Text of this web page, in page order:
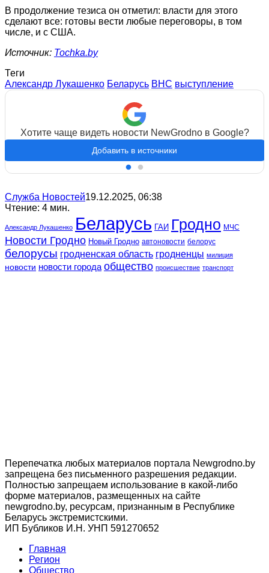
В продолжение тезиса он отметил: власти для этого
сделают все: готовы вести любые переговоры, в том
числе, и с США.
Источник: Tochka.by
Теги
Александр Лукашенко Беларусь ВНС выступление
Хотите чаще видеть новости NewGrodno в Google?
Добавить в источники
Служба Новостей19.12.2025, 06:38
Чтение: 4 мин.
Александр Лукашенко Беларусь ГАИ Гродно МЧС
Новости Гродно Новый Гродно автоновости белорус
белорусы гродненская область гродненцы милиция
новости новости города общество происшествие транспорт
Перепечатка любых материалов портала Newgrodno.by
запрещена без письменного разрешения редакции.
Полностью запрещаем использование в какой-либо
форме материалов, размещенных на сайте
newgrodno.by, ресурсам, признанным в Республике
Беларусь экстремистскими.
ИП Бубликов И.Н. УНП 591270652
Главная
Регион
Общество